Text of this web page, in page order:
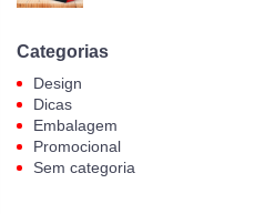
Categorias
Design
Dicas
Embalagem
Promocional
Sem categoria